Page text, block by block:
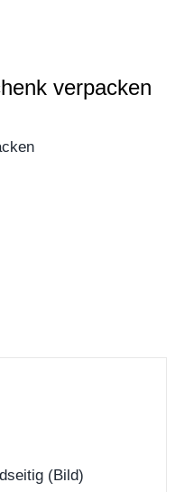
Danke & Mitbringsel
verpacken
(Bild)